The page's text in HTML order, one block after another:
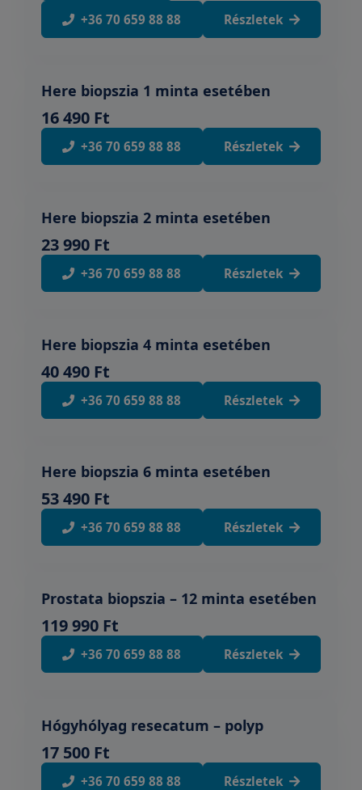
+36 70 659 88 88 Részletek
Here biopszia 1 minta esetében
16 490 Ft
+36 70 659 88 88 Részletek
Here biopszia 2 minta esetében
23 990 Ft
+36 70 659 88 88 Részletek
Here biopszia 4 minta esetében
40 490 Ft
+36 70 659 88 88 Részletek
Here biopszia 6 minta esetében
53 490 Ft
+36 70 659 88 88 Részletek
Prostata biopszia – 12 minta esetében
119 990 Ft
+36 70 659 88 88 Részletek
Hógyhólyag resecatum – polyp
17 500 Ft
+36 70 659 88 88 Részletek